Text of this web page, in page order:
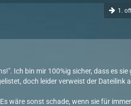
1.
Ich bin mir 100%ig sicher, dass es sie
doch leider verweist der Dateilink
wäre sonst schade, wenn sie für immer